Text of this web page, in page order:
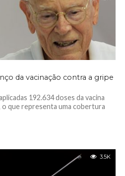
da vacinação contra a gripe
192.634 doses da vacina
o que representa uma cobertura
3.5K